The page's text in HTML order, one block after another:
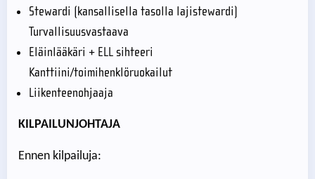
Stewardi (kansallisella tasolla lajistewardi)
Turvallisuusvastaava
Eläinlääkäri + ELL sihteeri
Kanttiini/toimihenklöruokailut
Liikenteenohjaaja
KILPAILUNJOHTAJA
Ennen kilpailuja: